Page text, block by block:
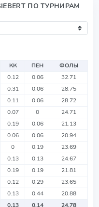
ПО ТУРНИРАМ
КК ПЕН
ФОЛЫ
0.12 0.06
32.71
0.31 0.06
28.75
0.11 0.06
28.72
0.07 0
24.71
0.19 0.06
21.13
0.06 0.06
20.94
0 0.19
23.69
0.13 0.13
24.67
0.19 0.19
21.81
0.12 0.29
23.65
0.13 0.44
20.88
0.13 0.14 24.78